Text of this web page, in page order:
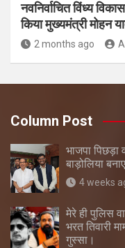
नवनिर्वाचित विंध्य
किया मुख्यमंत्री मोहन
2 months ago
Column Post
भाजपा पिछड़ा
बाड़ोलिया
4 weeks
मेरे ही पुलिस
भरत तिवारी
गुस्सा।